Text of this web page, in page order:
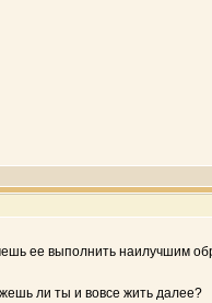
ее выполнить наилучшим
ли ты и вовсе жить далее?